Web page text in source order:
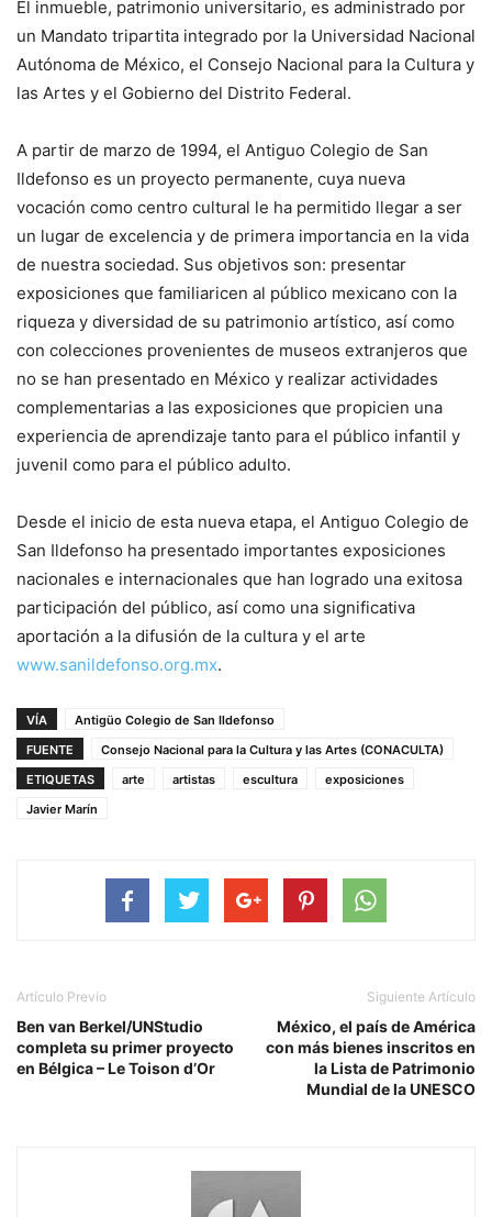
El inmueble, patrimonio universitario, es administrado por
un Mandato tripartita integrado por la Universidad Nacional
Autónoma de México, el Consejo Nacional para la Cultura y
las Artes y el Gobierno del Distrito Federal.
A partir de marzo de 1994, el Antiguo Colegio de San
Ildefonso es un proyecto permanente, cuya nueva
vocación como centro cultural le ha permitido llegar a ser
un lugar de excelencia y de primera importancia en la vida
de nuestra sociedad. Sus objetivos son: presentar
exposiciones que familiaricen al público mexicano con la
riqueza y diversidad de su patrimonio artístico, así como
con colecciones provenientes de museos extranjeros que
no se han presentado en México y realizar actividades
complementarias a las exposiciones que propicien una
experiencia de aprendizaje tanto para el público infantil y
juvenil como para el público adulto.
Desde el inicio de esta nueva etapa, el Antiguo Colegio de
San Ildefonso ha presentado importantes exposiciones
nacionales e internacionales que han logrado una exitosa
participación del público, así como una significativa
aportación a la difusión de la cultura y el arte
www.sanildefonso.org.mx.
VÍA
Antigüo Colegio de San Ildefonso
FUENTE
Consejo Nacional para la Cultura y las Artes (CONACULTA)
ETIQUETAS
arte artistas escultura
exposiciones
Javier Marín
Artículo Previo
Ben van Berkel/UNStudio
completa su primer proyecto
en Bélgica – Le Toison d’Or
Siguiente Artículo
México, el país de América
con más bienes inscritos en
la Lista de Patrimonio
Mundial de la UNESCO